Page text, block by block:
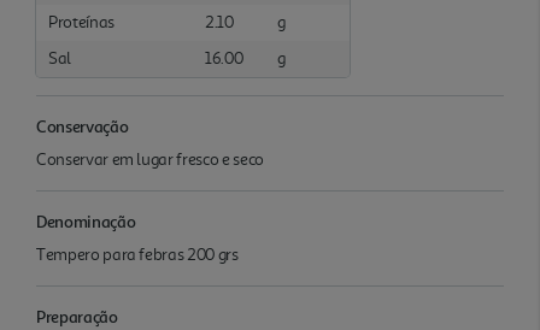
Proteínas
2.10
g
Sal
16.00 g
Conservação
Conservar em lugar fresco e seco
Denominação
Tempero para febras 200 grs
Preparação